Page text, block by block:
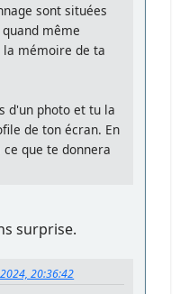
sont situées
même
mémoire de ta
d'un photo et tu la
de ton écran. En
que te donnera
surprise.
20:36:42